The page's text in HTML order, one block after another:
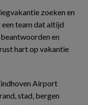
zoeken en
team dat altijd
en
hart op vakantie
Airport
stad, bergen